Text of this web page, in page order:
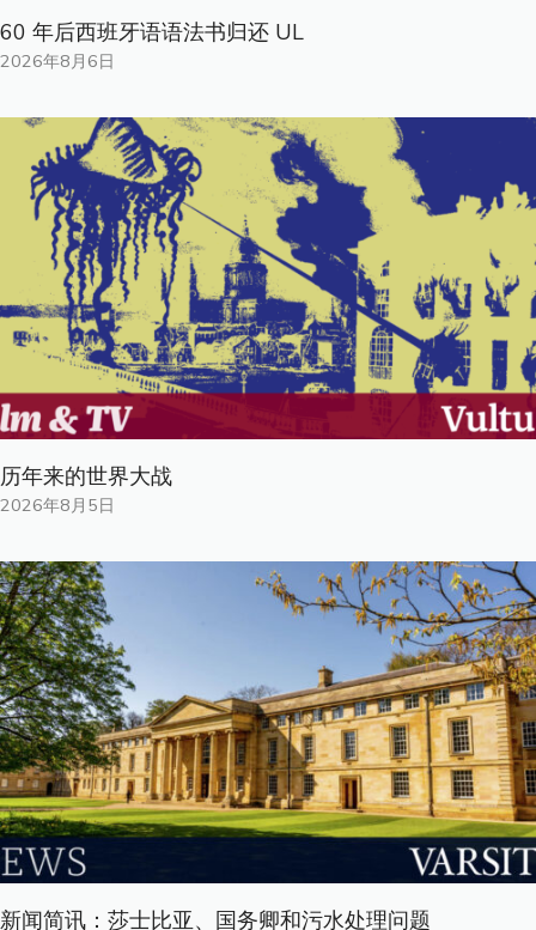
60 年后西班牙语语法书归还 UL
2026年8月6日
历年来的世界大战
2026年8月5日
新闻简讯：莎士比亚、国务卿和污水处理问题